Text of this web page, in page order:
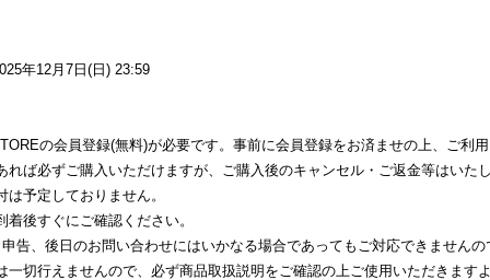
年12月7日(日) 23:59
の会員登録(無料)が必要です。事前に会員登録をお済ませの上、ご利
ば必ずご購入いただけますが、ご購入後のキャンセル・ご返金等はいた
予定しておりません。
後すぐにご確認ください。
告、後日のお問い合わせにはいかなる場合であってもご対応できません
切行えませんので、必ず商品取扱説明をご確認の上ご使用いただきます